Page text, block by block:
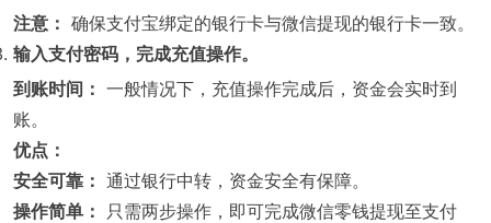
注意： 确保支付宝绑定的银行卡与微信提现的银行卡一致。
输入支付密码，完成充值操作。
到账时间： 一般情况下，充值操作完成后，资金会实时到
账。
优点：
安全可靠： 通过银行中转，资金安全有保障。
操作简单：
只需两步操作，即可完成微信零钱提现至支付